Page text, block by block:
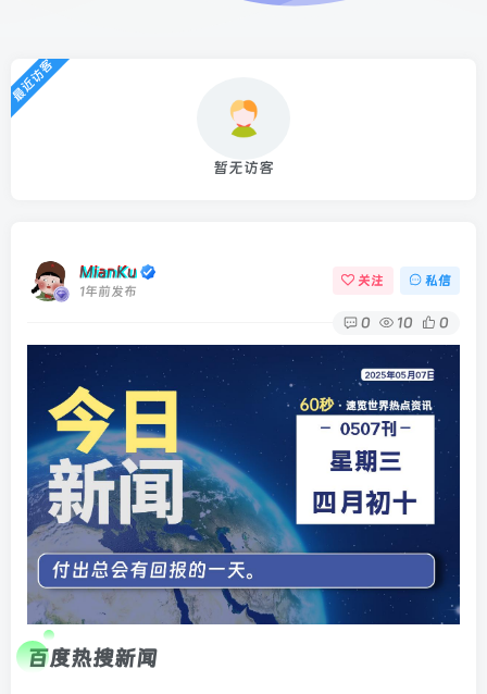
最近访客
暂无访客
MianKu
1年前发布
关注 私信
0 10 0
百度热搜新闻